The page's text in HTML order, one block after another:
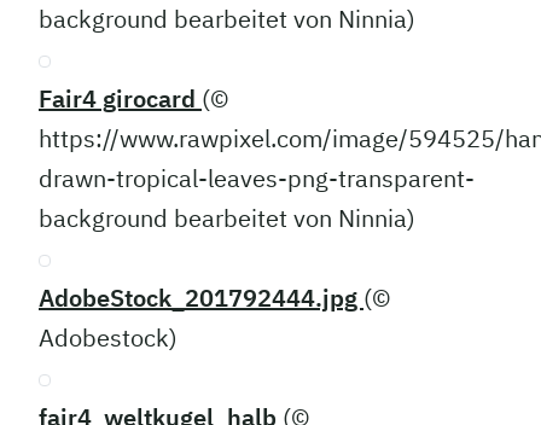
background bearbeitet von Ninnia)
Fair4 girocard (©
https://www.rawpixel.com/image/594525/
drawn-tropical-leaves-png-transparent-
background bearbeitet von Ninnia)
AdobeStock_201792444.jpg (©
Adobestock)
fair4_weltkugel_halb (©